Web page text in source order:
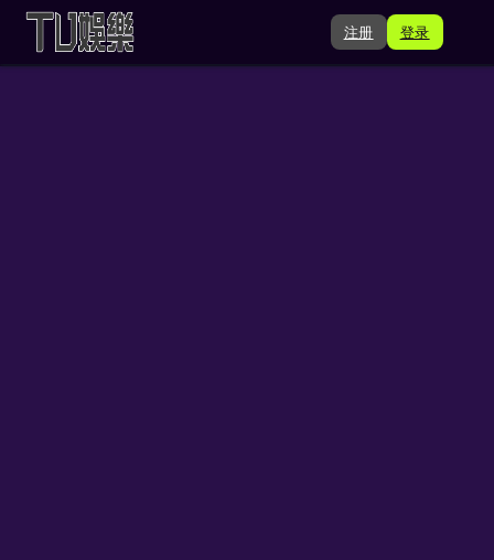
注册 登录